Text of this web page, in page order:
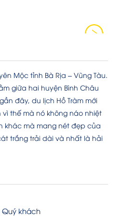
Mộc tỉnh Bà Rịa – Vũng Tàu.
giữa hai huyện Bình Châu
đây, du lịch Hồ Tràm mới
thế mà nó không náo nhiệt
khác mà mang nét đẹp của
trắng trải dài và nhất là hải
khách